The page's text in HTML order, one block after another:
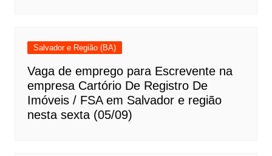
Salvador e Região (BA)
Vaga de emprego para Escrevente na
empresa Cartório De Registro De
Imóveis / FSA em Salvador e região
nesta sexta (05/09)